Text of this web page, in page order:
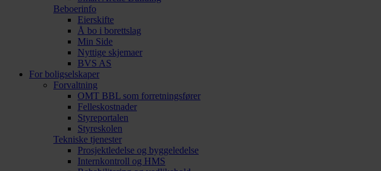
Beboerinfo
Eierskifte
Å bo i borettslag
Min Side
Nyttige skjemaer
BVS AS
For boligselskaper
Forvaltning
OMT BBL som forretningsfører
Felleskostnader
Styreportalen
Styreskolen
Tekniske tjenester
Prosjektledelse og byggeledelse
Internkontroll og HMS